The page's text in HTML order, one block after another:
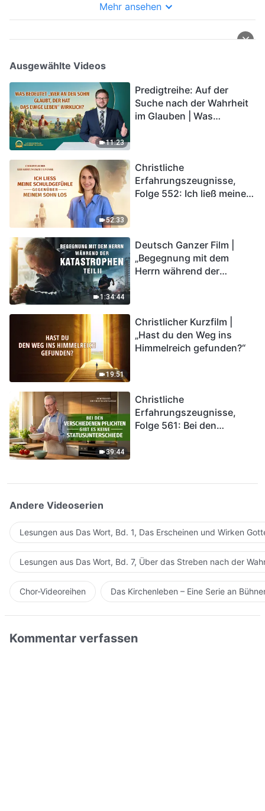
Mehr ansehen
Ausgewählte Videos
11:23
Predigtreihe: Auf der
Suche nach der Wahrheit
im Glauben | Was
52:33
Christliche
Erfahrungszeugnisse,
Folge 552: Ich ließ meine
1:34:44
Deutsch Ganzer Film |
„Begegnung mit dem
Herrn während der
in das Königreich Gottes
eintreten?
19:51
Christlicher Kurzfilm |
„Hast du den Weg ins
Himmelreich gefunden?“
39:44
Christliche
Erfahrungszeugnisse,
Folge 561: Bei den
Andere Videoserien
Lesungen aus Das Wort, Bd. 1, Das Erscheinen und Wirken
Lesungen aus Das Wort, Bd. 7, Über das Streben nach der
Chor-Videoreihen Das Kirchenleben – Eine Serie an
Kommentar verfassen